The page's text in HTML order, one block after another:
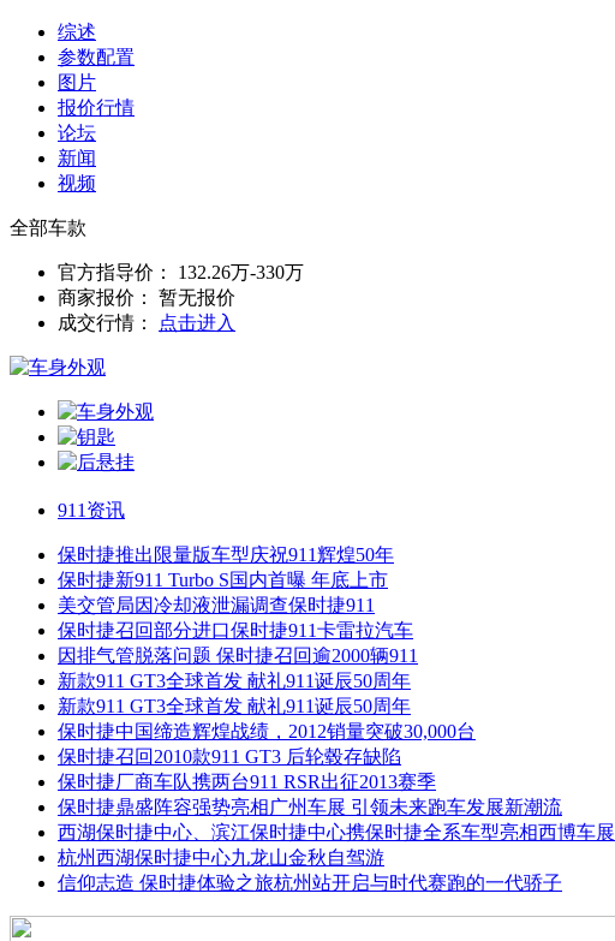
综述
参数配置
图片
报价行情
论坛
新闻
视频
全部车款
官方指导价：
132.26万-330万
商家报价：
暂无报价
成交行情：
点击进入
911资讯
保时捷推出限量版车型庆祝911辉煌50年
保时捷新911 Turbo S国内首曝 年底上市
美交管局因冷却液泄漏调查保时捷911
保时捷召回部分进口保时捷911卡雷拉汽车
因排气管脱落问题 保时捷召回逾2000辆911
新款911 GT3全球首发 献礼911诞辰50周年
新款911 GT3全球首发 献礼911诞辰50周年
保时捷中国缔造辉煌战绩，2012销量突破30,000台
保时捷召回2010款911 GT3 后轮毂存缺陷
保时捷厂商车队携两台911 RSR出征2013赛季
保时捷鼎盛阵容强势亮相广州车展 引领未来跑车发展新潮流
西湖保时捷中心、滨江保时捷中心携保时捷全系车型亮相西博车展
杭州西湖保时捷中心九龙山金秋自驾游
信仰志造 保时捷体验之旅杭州站开启与时代赛跑的一代骄子